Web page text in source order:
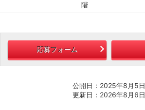
階
応募フォーム
公開日：2025年8月5日
更新日：2026年8月6日